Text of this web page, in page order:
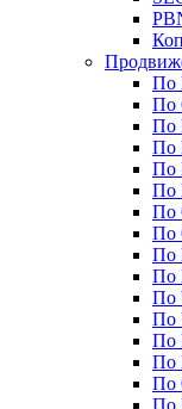
По
По
По
По
По
По
По
По
По
По
По
По
По
По
По
По